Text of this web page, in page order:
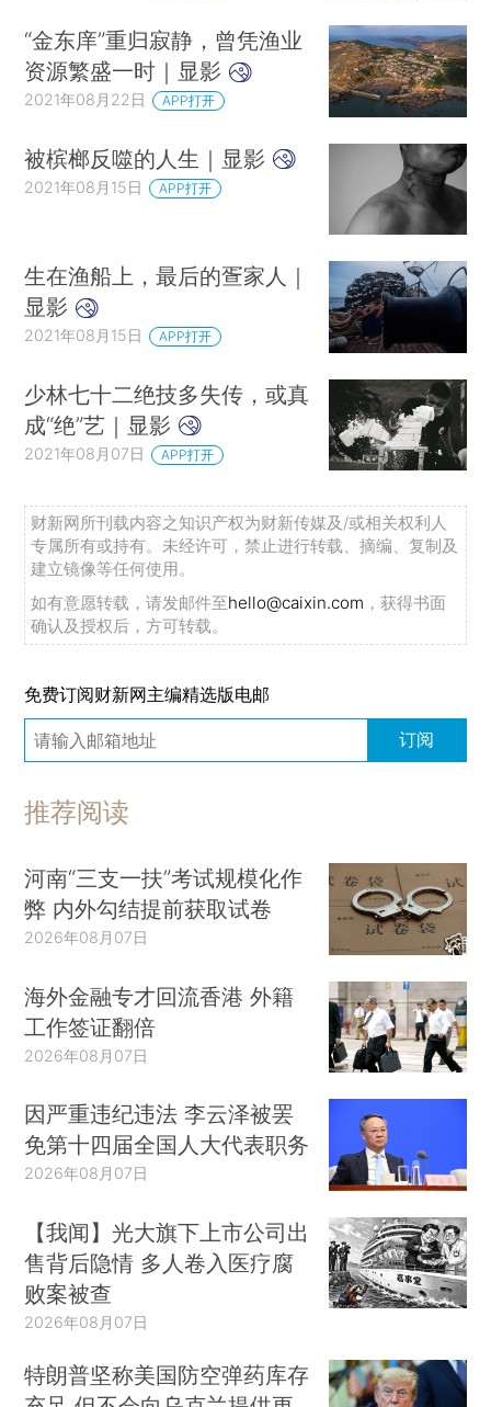
“金东庠”重归寂静，曾凭渔业
资源繁盛一时｜显影
2021年08月22日 APP打开
被槟榔反噬的人生｜显影
2021年08月15日 APP打开
生在渔船上，最后的疍家人｜
显影
2021年08月15日 APP打开
少林七十二绝技多失传，或真
成“绝”艺｜显影
2021年08月07日 APP打开
财新网所刊载内容之知识产权为财新传媒及/或相关权利人
专属所有或持有。未经许可，禁止进行转载、摘编、复制及
建立镜像等任何使用。
如有意愿转载，请发邮件至hello@caixin.com ，获得书面
确认及授权后，方可转载。
免费订阅财新网主编精选版电邮
订阅
推荐阅读
河南“三支一扶”考试规模化作
弊 内外勾结提前获取试卷
2026年08月07日
海外金融专才回流香港 外籍
工作签证翻倍
2026年08月07日
因严重违纪违法 李云泽被罢
免第十四届全国人大代表职务
2026年08月07日
【我闻】光大旗下上市公司出
售背后隐情 多人卷入医疗腐
败案被查
2026年08月07日
特朗普坚称美国防空弹药库存